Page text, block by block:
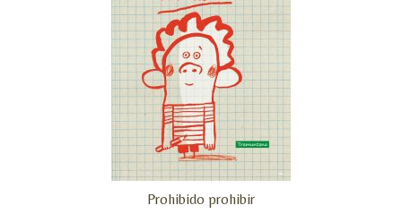
Prohibido prohibir